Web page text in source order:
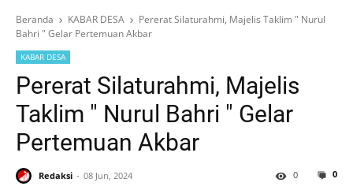
Beranda KABAR DESA
Pererat Silaturahmi, Majelis Taklim " Nurul
Bahri " Gelar Pertemuan Akbar
KABAR DESA
Pererat Silaturahmi, Majelis
Taklim " Nurul Bahri " Gelar
Pertemuan Akbar
Redaksi 08 Jun, 2024 0
0